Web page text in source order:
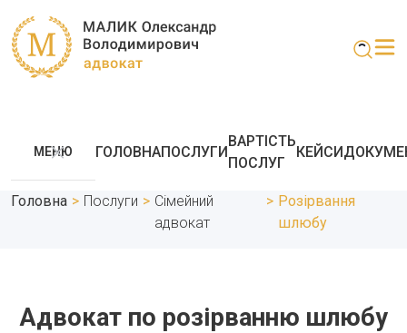
МЕНЮ ГОЛОВНАПОСЛУГИ
ВАРТІСТЬ
ПОСЛУГ
КЕЙСИ
Головна > Послуги > Сімейний
адвокат
> Розірвання
шлюбу
Адвокат по розірванню шлюбу